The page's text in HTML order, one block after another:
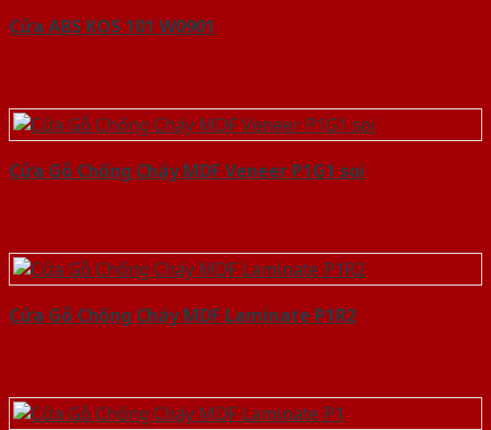
Cửa ABS KOS 101 W0901
Cửa Gỗ Chống Cháy MDF Veneer P1G1 soi
Cửa Gỗ Chống Cháy MDF Laminate P1R2